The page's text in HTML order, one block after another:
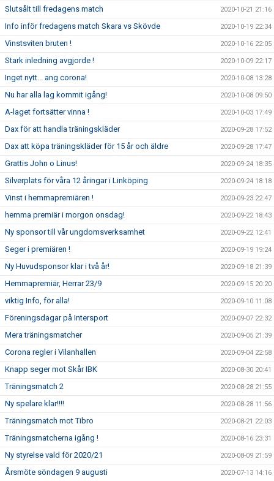
Slutsålt till fredagens match 2020-10-21 21:16
Info inför fredagens match Skara vs Skövde 2020-10-19 22:34
Vinstsviten bruten ! 2020-10-16 22:05
Stark inledning avgjorde ! 2020-10-09 22:17
Inget nytt... ang corona! 2020-10-08 13:28
Nu har alla lag kommit igång! 2020-10-08 09:50
A-laget fortsätter vinna ! 2020-10-03 17:49
Dax för att handla träningskläder 2020-09-28 17:52
Dax att köpa träningskläder för 15 år och äldre 2020-09-28 17:47
Grattis John o Linus! 2020-09-24 18:35
Silverplats för våra 12 åringar i Linköping 2020-09-24 18:18
Vinst i hemmapremiären ! 2020-09-23 22:47
hemma premiär i morgon onsdag! 2020-09-22 18:43
Ny sponsor till vår ungdomsverksamhet 2020-09-22 12:41
Seger i premiären ! 2020-09-19 19:24
Ny Huvudsponsor klar i två år! 2020-09-18 21:39
Hemmapremiär, Herrar 23/9 2020-09-15 20:20
viktig Info, för alla! 2020-09-10 11:08
Föreningsdagar på Intersport 2020-09-07 22:32
Mera träningsmatcher 2020-09-05 21:39
Corona regler i Vilanhallen 2020-09-04 22:58
Knapp seger mot Skår IBK 2020-08-30 20:41
Träningsmatch 2 2020-08-28 21:55
Ny spelare klar!!!! 2020-08-28 11:56
Träningsmatch mot Tibro 2020-08-21 22:03
Träningsmatcherna igång ! 2020-08-16 23:31
Ny styrelse vald för 2020/21 2020-08-09 21:59
Årsmöte söndagen 9 augusti 2020-07-13 14:16